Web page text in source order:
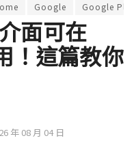
Google Google
面可在
！這篇教你
年 08 月 04 日